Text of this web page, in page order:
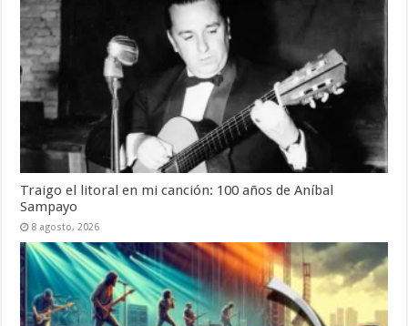
Traigo el litoral en mi canción: 100 años de Aníbal
Sampayo
8 agosto, 2026